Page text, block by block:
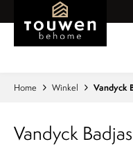
Naar hoofdinhoud
Home Winkel Vandyck
Vandyck